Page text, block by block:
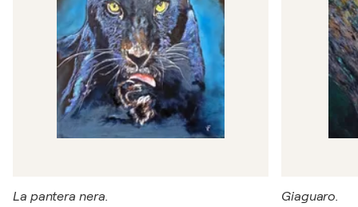
La pantera nera. Giaguaro.